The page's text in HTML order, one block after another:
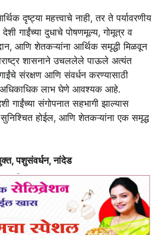
दृष्ट्या महत्त्वाचे नाही, तर ते पर्यावरणीय
गाईंच्या दुधाचे पोषणमूल्य, गोमूत्र व
आणि शेतकऱ्यांना आर्थिक समृद्धी मिळवून
शासनाने उचललेले पाऊले अत्यंत
संरक्षण आणि संवर्धन करण्यासाठी
अधिकाधिक लाभ घेणे आवश्यक आहे.
गाईंच्या संगोपनात सहभागी झाल्यास
सुनिश्चित होईल, आणि शेतकऱ्यांना एक समृद्ध
पशुसंवर्धन, नांदेड